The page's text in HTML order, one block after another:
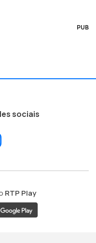
PUB
sociais
RTP Play